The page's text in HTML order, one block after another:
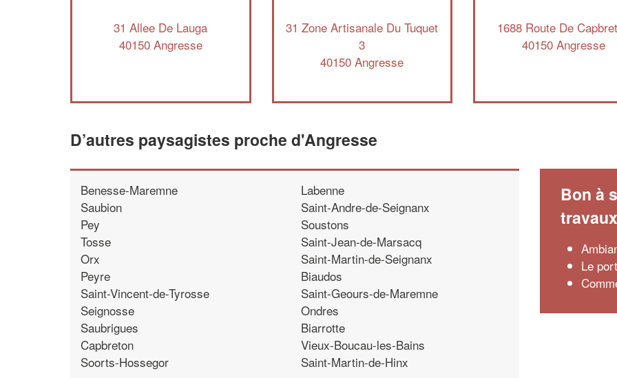
31 Allee De Lauga
40150 Angresse
31 Zone Artisanale Du Tuquet
3
40150 Angresse
1688 Route De
40150 Angresse
D’autres paysagistes proche d'Angresse
Benesse-Maremne
Saubion
Pey
Tosse
Orx
Peyre
Saint-Vincent-de-Tyrosse
Seignosse
Saubrigues
Capbreton
Soorts-Hossegor
Labenne
Saint-Andre-de-Seignanx
Soustons
Saint-Jean-de-Marsacq
Saint-Martin-de-Seignanx
Biaudos
Saint-Geours-de-Maremne
Ondres
Biarrotte
Vieux-Boucau-les-Bains
Saint-Martin-de-Hinx
Bon à
travaux
Le